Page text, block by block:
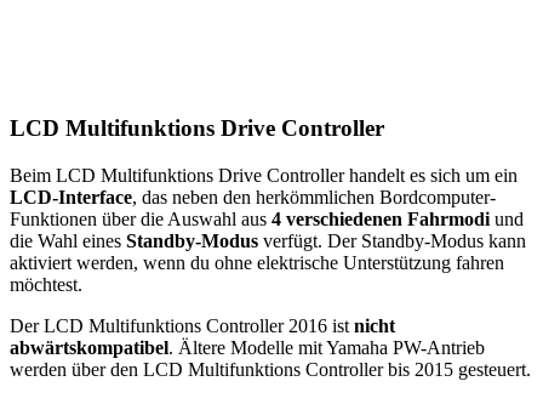
LCD Multifunktions Drive Controller
Beim LCD Multifunktions Drive Controller handelt es sich um ein
LCD-Interface, das neben den herkömmlichen Bordcomputer-
Funktionen über die Auswahl aus 4 verschiedenen Fahrmodi und
die Wahl eines Standby-Modus verfügt. Der Standby-Modus kann
aktiviert werden, wenn du ohne elektrische Unterstützung fahren
möchtest.
Der LCD Multifunktions Controller 2016 ist nicht
abwärtskompatibel. Ältere Modelle mit Yamaha PW-Antrieb
werden über den LCD Multifunktions Controller bis 2015 gesteuert.